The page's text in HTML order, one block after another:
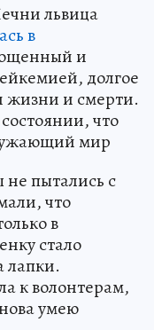
львица
в
и
долгое
жизни и смерти.
что
мир
не пытались с
что
в
стало
лапки.
к волонтерам,
умею